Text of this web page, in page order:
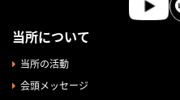
当所について
当所の活動
会頭メッセージ